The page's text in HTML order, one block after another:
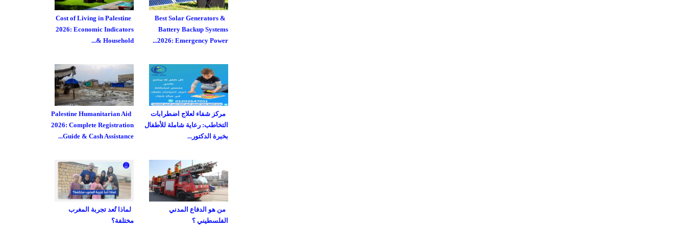
Cost of Living in Palestine
2026: Economic Indicators
& Household...
Best Solar Generators &
Battery Backup Systems
2026: Emergency Power...
Palestine Humanitarian Aid
2026: Complete Registration
Guide & Cash Assistance...
مركز شفاء لعلاج اضطرابات
التخاطب: رعاية شاملة للأطفال
بخبرة الدكتور...
لماذا تُعد تجربة المغرب
مختلفة؟
من هو الدفاع المدني
الفلسطيني ؟